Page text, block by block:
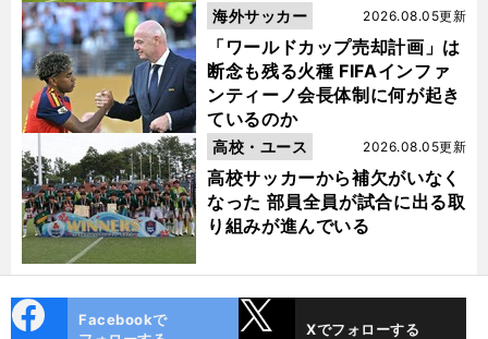
「ワールドカップ売却計画」は
断念も残る火種 FIFAインファ
ンティーノ会長体制に何が起き
ているのか
2026.08.05更新
海外サッカー
高校サッカーから補欠がいなく
なった 部員全員が試合に出る取
り組みが進んでいる
2026.08.05更新
高校・ユース
ok
Facebookで
Xでフォローする